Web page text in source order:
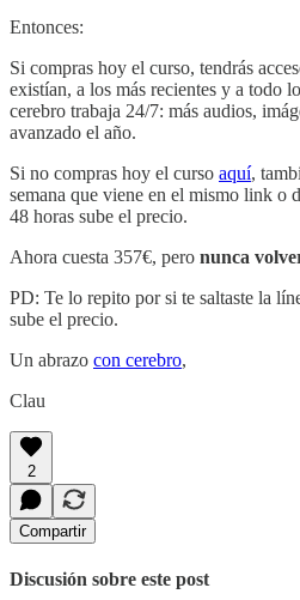
Entonces:
Si compras hoy el curso, tendrás
existían, a los más recientes y a todo
cerebro trabaja 24/7: más audios,
avanzado el año.
Si no compras hoy el curso aquí,
semana que viene en el mismo link o
48 horas sube el precio.
Ahora cuesta 357€, pero nunca
PD: Te lo repito por si te saltaste la
sube el precio.
Un abrazo con cerebro,
Clau
2
Compartir
Discusión sobre este post